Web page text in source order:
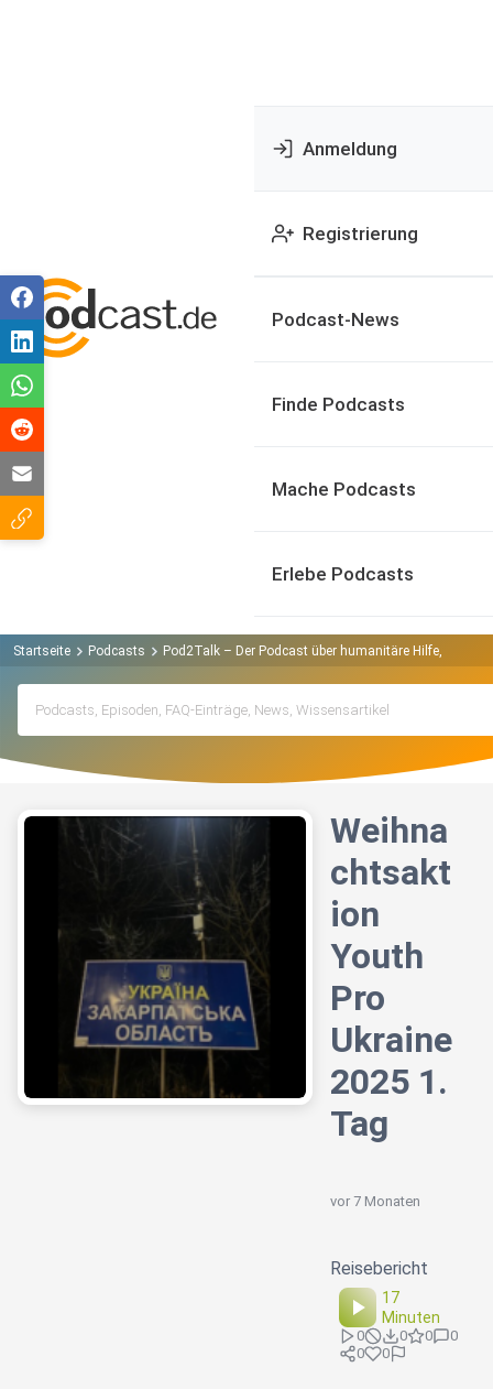
Anmeldung
Registrierung
Podcast-News
Finde Podcasts
Mache Podcasts
Erlebe Podcasts
Startseite Podcasts Pod2Talk – Der Podcast über humanitäre Hilfe,
Weihna
chtsakt
ion
Youth
Pro
Ukraine
2025 1.
Tag
vor 7 Monaten
Reisebericht
17
Minuten
0 0 0
0
0
0